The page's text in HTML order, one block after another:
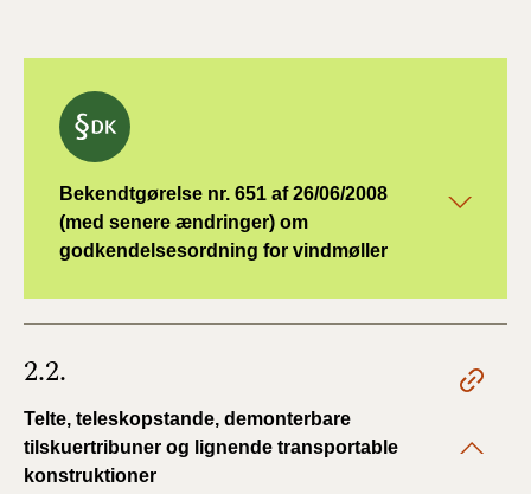
Bekendtgørelse nr. 651 af 26/06/2008
(med senere ændringer) om
godkendelsesordning for vindmøller
2.2.
Telte, teleskopstande, demonterbare
tilskuertribuner og lignende transportable
konstruktioner